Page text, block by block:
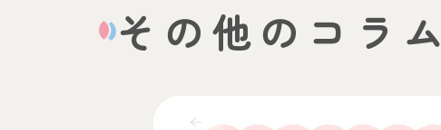
その他のコラム